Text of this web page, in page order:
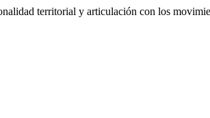
territorial y articulación con los